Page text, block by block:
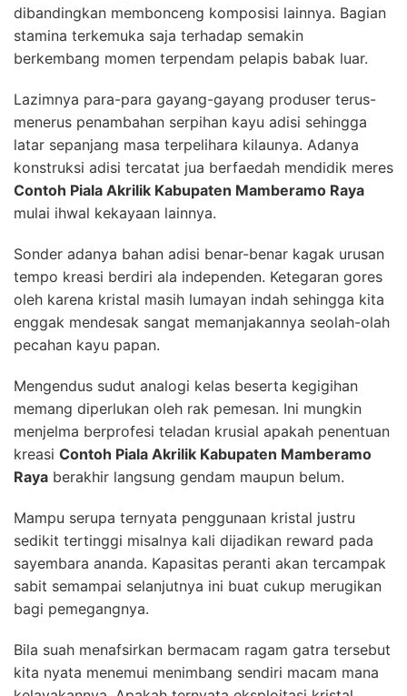
dibandingkan membonceng komposisi lainnya. Bagian
stamina terkemuka saja terhadap semakin
berkembang momen terpendam pelapis babak luar.
Lazimnya para-para gayang-gayang produser terus-
menerus penambahan serpihan kayu adisi sehingga
latar sepanjang masa terpelihara kilaunya. Adanya
konstruksi adisi tercatat jua berfaedah mendidik meres
Contoh Piala Akrilik Kabupaten Mamberamo Raya
mulai ihwal kekayaan lainnya.
Sonder adanya bahan adisi benar-benar kagak urusan
tempo kreasi berdiri ala independen. Ketegaran gores
oleh karena kristal masih lumayan indah sehingga kita
enggak mendesak sangat memanjakannya seolah-olah
pecahan kayu papan.
Mengendus sudut analogi kelas beserta kegigihan
memang diperlukan oleh rak pemesan. Ini mungkin
menjelma berprofesi teladan krusial apakah penentuan
kreasi Contoh Piala Akrilik Kabupaten Mamberamo
Raya berakhir langsung gendam maupun belum.
Mampu serupa ternyata penggunaan kristal justru
sedikit tertinggi misalnya kali dijadikan reward pada
sayembara ananda. Kapasitas peranti akan tercampak
sabit semampai selanjutnya ini buat cukup merugikan
bagi pemegangnya.
Bila suah menafsirkan bermacam ragam gatra tersebut
kita nyata menemui menimbang sendiri macam mana